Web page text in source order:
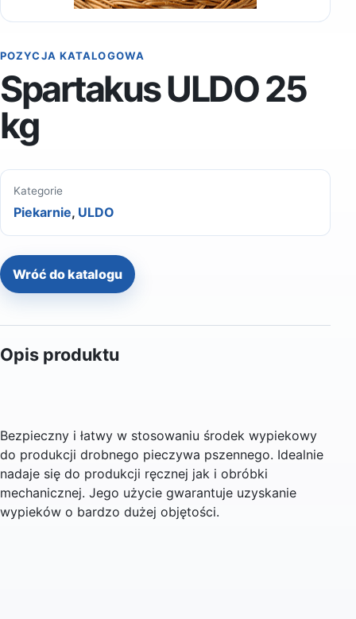
POZYCJA KATALOGOWA
Spartakus ULDO 25
kg
Kategorie
Piekarnie, ULDO
Wróć do katalogu
Opis produktu
Bezpieczny i łatwy w stosowaniu środek wypiekowy
do produkcji drobnego pieczywa pszennego. Idealnie
nadaje się do produkcji ręcznej jak i obróbki
mechanicznej. Jego użycie gwarantuje uzyskanie
wypieków o bardzo dużej objętości.